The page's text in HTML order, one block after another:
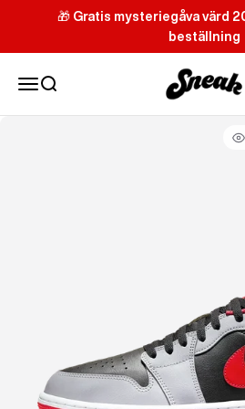
Hoppa till innehållet
🎁 Gratis mysteriegåva värd
beställning
MenySök
Sneak